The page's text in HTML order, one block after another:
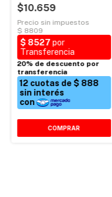
$10.659